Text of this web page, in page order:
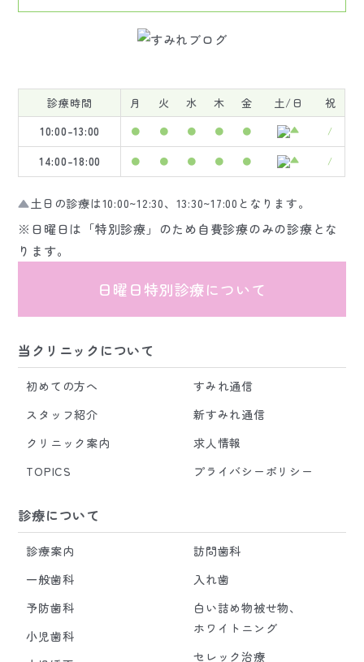
診療時間 月 火 水 木 金 土/日
祝
10:00-13:00
● ● ● ● ● /
14:00-18:00 ● ● ● ● ● /
▲土日の診療は10:00~12:30、13:30~17:00となります。
※日曜日は「特別診療」のため自費診療のみの診療とな
ります。
日曜日特別診療について
当クリニックについて
初めての方へ
スタッフ紹介
クリニック案内
TOPICS
すみれ通信
新すみれ通信
求人情報
プライバシーポリシー
診療について
診療案内
一般歯科
予防歯科
小児歯科
訪問歯科
入れ歯
白い詰め物被せ物、
ホワイトニング
セレック治療